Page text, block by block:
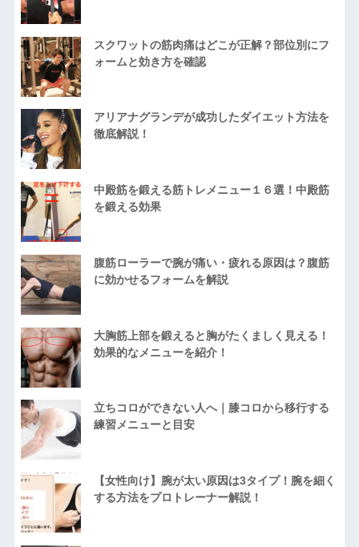
スクワットの筋肉痛はどこが正解？部位別にフ
ォームと効き方を確認
アリアナグランデが成功したダイエット方法を
徹底解説！
中殿筋を鍛える筋トレメニュー１６選！中殿筋
を鍛える効果
腹筋ローラーで腕が痛い・疲れる原因は？腹筋
に効かせるフォームを解説
大胸筋上部を鍛えると胸がたくましく見える！
効果的なメニューを紹介！
立ちコロができない人へ｜膝コロから移行する
練習メニューと目安
【女性向け】腕が太い原因は3タイプ！腕を細く
する方法をプロトレーナー解説！